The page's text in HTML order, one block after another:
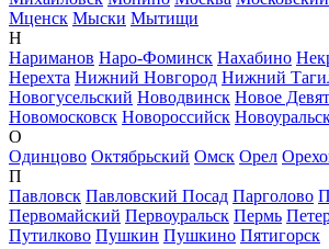
Мценск Мыски Мытищи
Н
Нариманов Наро-Фоминск Нахабино
Нерехта Нижний Новгород Нижний
Новогусельский Новодвинск Новое
Новомосковск Новороссийск
О
Одинцово Октябрьский Омск Орел
П
Павловск Павловский Посад Парголово
Первомайский Первоуральск Пермь
Путилково Пушкин Пушкино Пятигорск